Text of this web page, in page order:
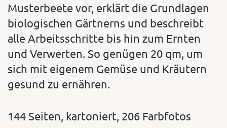
Musterbeete vor, erklärt die Grundlagen
biologischen Gärtnerns und beschreibt
alle Arbeitsschritte bis hin zum Ernten
und Verwerten. So genügen 20 qm, um
sich mit eigenem Gemüse und Kräutern
gesund zu ernähren.
144 Seiten, kartoniert, 206 Farbfotos